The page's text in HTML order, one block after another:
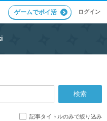
ゲームでポイ活 ログイン
記事タイトルのみで絞り込み